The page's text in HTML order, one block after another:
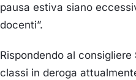
pausa estiva siano
docenti”.
Rispondendo al consigliere
classi in deroga